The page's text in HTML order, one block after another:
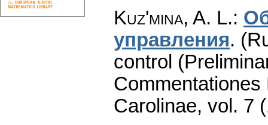
Kuz'mina, A. L.:
управления.
control
Carolinae, vol. 7